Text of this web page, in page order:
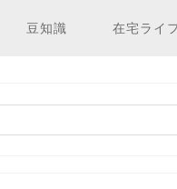
豆知識 在宅ライフ